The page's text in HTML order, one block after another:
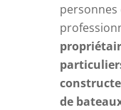
personnes
de